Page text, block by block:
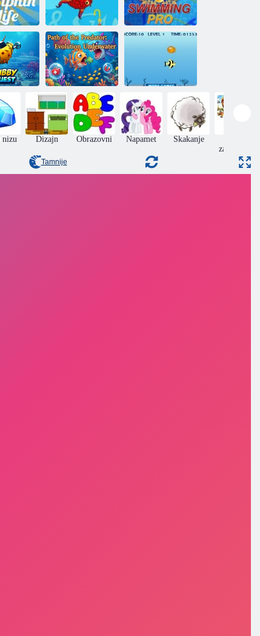
život Brza riba
Profesionalno
plivanje
Put predatora:
Evolucija
podvodnog
svijeta
Opstanak ribe
Dizajn Obrazovni Napamet Skakanje
zagonetke
Tamnije